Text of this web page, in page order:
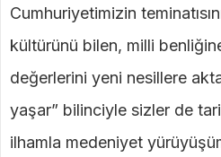
Cumhuriyetimizin
kültürünü bilen, milli
değerlerini yeni nesillere
yaşar” bilinciyle sizler de
ilhamla medeniyet